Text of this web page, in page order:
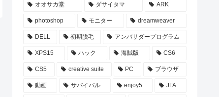
オオサカ堂 ダサイタマ ARK
photoshop モニター dreamweaver
DELL 初期脱毛 アンバサダープログラム
XPS15 ハック 海賊版 CS6
CS5 creative suite PC ブラウザ
動画 サバイバル enjoy5 JFA